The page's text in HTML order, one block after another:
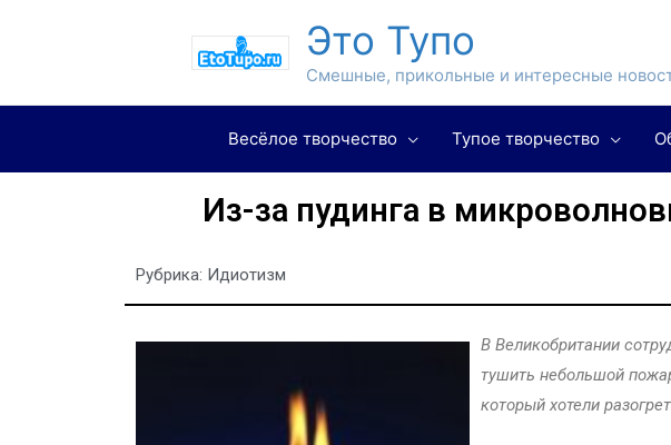
Это Тупо
Смешные, прикольные и интересные
Весёлое творчество Тупое творчество
Из-за пудинга в
Рубрика: Идиотизм
В Великобритании
тушить небольшой
который хотели